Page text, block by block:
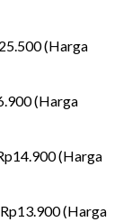
(Harga
(Harga
(Harga
(Harga